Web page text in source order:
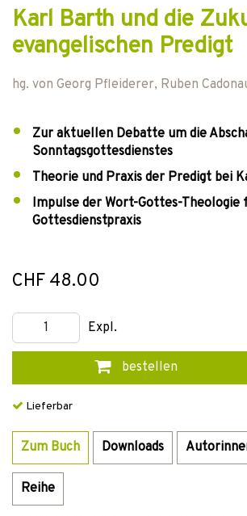
Karl Barth und die
evangelischen Predigt
hg. von Georg Pfleiderer, Ruben
Zur aktuellen Debatte um die
Sonntagsgottesdienstes
Theorie und Praxis der Predigt bei
Impulse der Wort-Gottes-Theologie
Gottesdienstpraxis
CHF 48.00
Expl.
bestellen
Lieferbar
Zum Buch Downloads
Reihe